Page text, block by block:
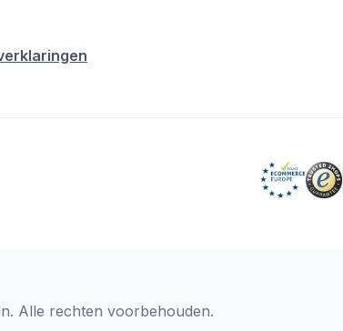
Alle rechten voorbehouden.